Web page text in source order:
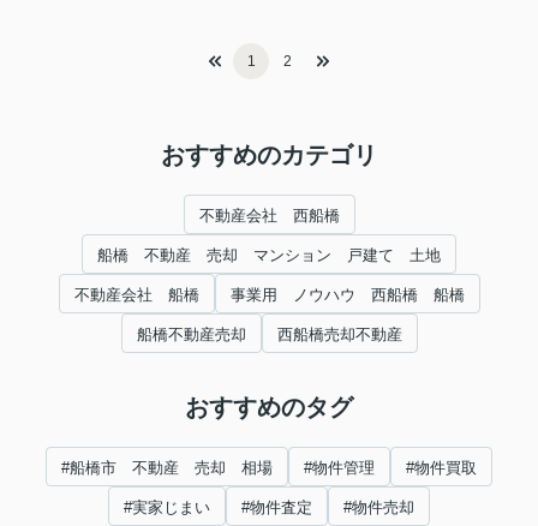
1 2
おすすめのカテゴリ
不動産会社 西船橋
船橋 不動産 売却 マンション 戸建て 土地
不動産会社 船橋 事業用 ノウハウ 西船橋 船橋
船橋不動産売却 西船橋売却不動産
おすすめのタグ
#船橋市 不動産 売却 相場 #物件管理 #物件買取
#実家じまい #物件査定 #物件売却